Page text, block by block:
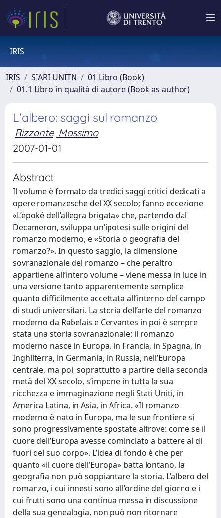
IRIS
IRIS SIARI UNITN
01 Libro (Book)
01.1 Libro in qualità di autore (Book as author)
L'albero: saggi sul romanzo
Rizzante, Massimo
2007-01-01
Abstract
Il volume è formato da tredici saggi critici dedicati a
opere romanzesche del XX secolo; fanno eccezione
«L’epoké dell’allegra brigata» che, partendo dal
Decameron, sviluppa un’ipotesi sulle origini del
romanzo moderno, e «Storia o geografia del
romanzo?». In questo saggio, la dimensione
sovranazionale del romanzo – che peraltro
appartiene all’intero volume – viene messa in luce in
una versione tanto apparentemente semplice
quanto difficilmente accettata all’interno del campo
di studi universitari. La storia dell’arte del romanzo
moderno da Rabelais e Cervantes in poi è sempre
stata una storia sovranazionale: il romanzo
moderno nasce in Europa, in Francia, in Spagna, in
Inghilterra, in Germania, in Russia, nell’Europa
centrale, ma poi, soprattutto a partire della seconda
metà del XX secolo, s’impone in tutta la sua
ricchezza e immaginazione negli Stati Uniti, in
America Latina, in Asia, in Africa. «Il romanzo
moderno è nato in Europa, ma le sue frontiere si
sono progressivamente spostate altrove: come se il
cuore dell’Europa avesse cominciato a battere al di
fuori del suo corpo». L’idea di fondo è che per
quanto «il cuore dell’Europa» batta lontano, la
geografia non può soppiantare la storia. L’albero del
romanzo, i cui innesti sono all’ordine del giorno e i
cui frutti sono una continua messa in discussione
della sua genealogia, non può non ritornare